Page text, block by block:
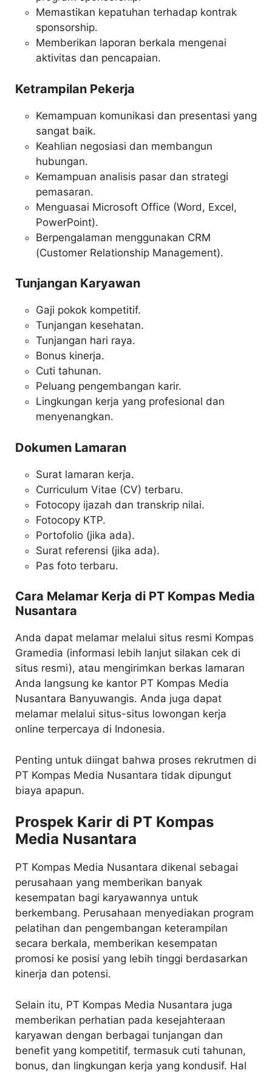
Memastikan kepatuhan terhadap kontrak
sponsorship.
Memberikan laporan berkala mengenai
aktivitas dan pencapaian.
Ketrampilan Pekerja
Kemampuan komunikasi dan presentasi yang
sangat baik.
Keahlian negosiasi dan membangun
hubungan.
Kemampuan analisis pasar dan strategi
pemasaran.
Menguasai Microsoft Office (Word, Excel,
PowerPoint).
Berpengalaman menggunakan CRM
(Customer Relationship Management).
Tunjangan Karyawan
Gaji pokok kompetitif.
Tunjangan kesehatan.
Tunjangan hari raya.
Bonus kinerja.
Cuti tahunan.
Peluang pengembangan karir.
Lingkungan kerja yang profesional dan
menyenangkan.
Dokumen Lamaran
Surat lamaran kerja.
Curriculum Vitae (CV) terbaru.
Fotocopy ijazah dan transkrip nilai.
Fotocopy KTP.
Portofolio (jika ada).
Surat referensi (jika ada).
Pas foto terbaru.
Cara Melamar Kerja di PT Kompas Media
Nusantara
Anda dapat melamar melalui situs resmi Kompas
Gramedia (informasi lebih lanjut silakan cek di
situs resmi), atau mengirimkan berkas lamaran
Anda langsung ke kantor PT Kompas Media
Nusantara Banyuwangis. Anda juga dapat
melamar melalui situs-situs lowongan kerja
online terpercaya di Indonesia.
Penting untuk diingat bahwa proses rekrutmen di
PT Kompas Media Nusantara tidak dipungut
biaya apapun.
Prospek Karir di PT Kompas
Media Nusantara
PT Kompas Media Nusantara dikenal sebagai
perusahaan yang memberikan banyak
kesempatan bagi karyawannya untuk
berkembang. Perusahaan menyediakan program
pelatihan dan pengembangan keterampilan
secara berkala, memberikan kesempatan
promosi ke posisi yang lebih tinggi berdasarkan
kinerja dan potensi.
Selain itu, PT Kompas Media Nusantara juga
memberikan perhatian pada kesejahteraan
karyawan dengan berbagai tunjangan dan
benefit yang kompetitif, termasuk cuti tahunan,
bonus, dan lingkungan kerja yang kondusif. Hal